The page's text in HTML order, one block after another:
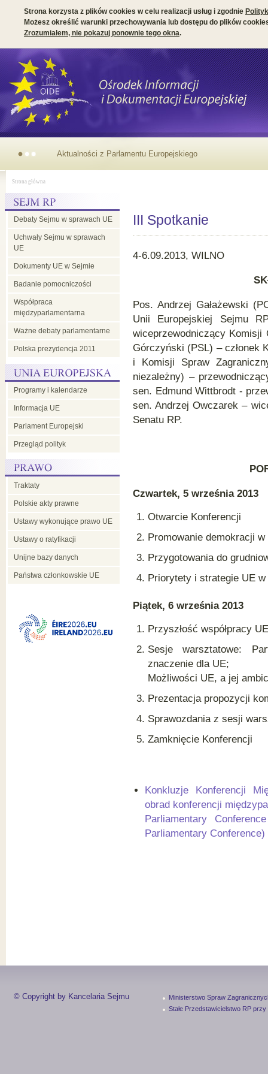
Strona korzysta z plików cookies w celu realizacji usług i zgodnie
Możesz określić warunki przechowywania lub dostępu do plików
Zrozumiałem, nie pokazuj ponownie tego okna.
Aktualności z Parlamentu Europejskiego
Strona główna
Debaty Sejmu w sprawach UE
Uchwały Sejmu w sprawach
UE
Dokumenty UE w Sejmie
Badanie pomocniczości
Współpraca
międzyparlamentarna
Ważne debaty parlamentarne
Polska prezydencja 2011
Programy i kalendarze
Informacja UE
Parlament Europejski
Przegląd polityk
Traktaty
Polskie akty prawne
Ustawy wykonujące prawo UE
Ustawy o ratyfikacji
Unijne bazy danych
Państwa członkowskie UE
III Spotkanie
4-6.09.2013, WILNO
Pos. Andrzej Gałażewski
Unii Europejskiej Sejmu
wiceprzewodniczący Komisji
Górczyński (PSL) – członek
i Komisji Spraw
niezależny) –
sen. Edmund Wittbrodt -
sen. Andrzej Owczarek –
Senatu RP.
Czwartek, 5 września 2013
Otwarcie Konferencji
Promowanie demokracji
Przygotowania do
Priorytety i strategie UE
Piątek, 6 września 2013
Przyszłość współpracy
Sesje warsztatowe:
znaczenie dla UE;
Możliwości UE, a jej
Prezentacja propozycji
Sprawozdania z sesji
Zamknięcie Konferencji
Konkluzje Konferencji
obrad konferencji
Parliamentary
Parliamentary Conference)
© Copyright by Kancelaria Sejmu
Ministerstwo Spraw
Stałe Przedstawicielstwo RP przy